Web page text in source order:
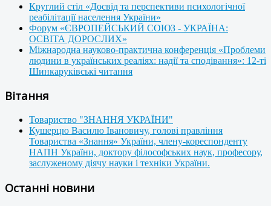
Круглий стіл «Досвід та перспективи психологічної
реабілітації населення України»
Форум «ЄВРОПЕЙСЬКИЙ СОЮЗ - УКРАЇНА:
ОСВІТА ДОРОСЛИХ»
Міжнародна науково-практична конференція «Проблеми
людини в українських реаліях: надії та сподівання»: 12-ті
Шинкаруківські читання
Вітання
Товариство "ЗНАННЯ УКРАЇНИ"
Кушерцю Василю Івановичу, голові правління
Товариства «Знання» України, члену-кореспонденту
НАПН України, доктору філософських наук, професору,
заслуженому діячу науки і техніки України.
Останні новини